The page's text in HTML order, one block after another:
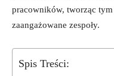
pracowników, tworząc
zaangażowane zespoły.
Spis Treści: